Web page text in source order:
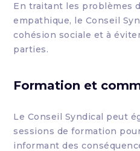
En traitant les problèmes
empathique, le Conseil
cohésion sociale et à
parties.
Formation et
Le Conseil Syndical peut
sessions de formation
informant des